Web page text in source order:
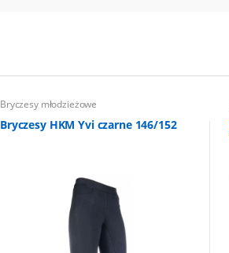
Bryczesy młodzieżowe
Bryczesy HKM Yvi czarne 146/152